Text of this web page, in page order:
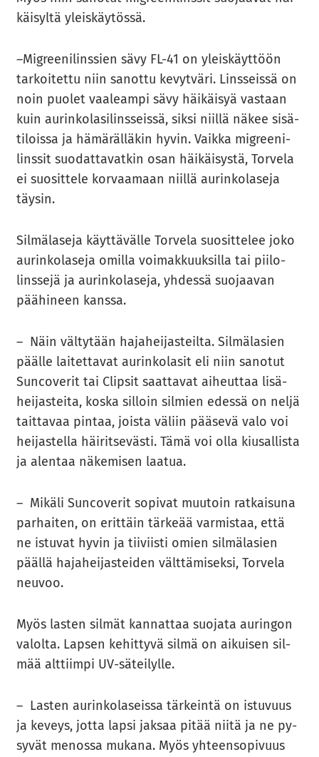
käi­syl­tä yleis­käy­tös­sä.
–Migree­ni­lins­sien sävy FL-41 on yleis­käyt­töön
tar­koi­tet­tu niin sa­not­tu ke­vyt­vä­ri. Lins­seis­sä on
noin puo­let vaa­leam­pi sävy häi­käi­syä vas­taan
kuin au­rin­ko­la­si­lins­seis­sä, siksi niil­lä näkee si­sä­
ti­lois­sa ja hä­mä­räl­lä­kin hyvin. Vaik­ka migree­ni­
lins­sit suo­dat­ta­vat­kin osan häi­käi­sys­tä, Tor­ve­la
ei suo­sit­te­le kor­vaa­maan niil­lä au­rin­ko­la­se­ja
täy­sin.
Sil­mä­la­se­ja käyt­tä­väl­le Tor­ve­la suo­sit­te­lee joko
au­rin­ko­la­se­ja omil­la voi­mak­kuuk­sil­la tai pii­lo­
lins­se­jä ja au­rin­ko­la­se­ja, yh­des­sä suo­jaa­van
pää­hi­neen kans­sa.
– Näin väl­ty­tään ha­ja­hei­jas­teil­ta. Sil­mä­la­sien
pääl­le lai­tet­ta­vat au­rin­ko­la­sit eli niin sa­no­tut
Sunco­ve­rit tai Clip­sit saat­ta­vat ai­heut­taa li­sä­
hei­jas­tei­ta, koska sil­loin sil­mien edes­sä on neljä
tait­ta­vaa pin­taa, jois­ta vä­liin pää­se­vä valo voi
hei­jas­tel­la häi­rit­se­väs­ti. Tämä voi olla kiusal­lis­ta
ja alen­taa nä­ke­mi­sen laa­tua.
– Mi­kä­li Sunco­ve­rit so­pi­vat muu­toin rat­kai­su­na
par­hai­ten, on erit­täin tär­ke­ää var­mis­taa, että
ne is­tu­vat hyvin ja tii­viis­ti omien sil­mä­la­sien
pääl­lä ha­ja­hei­jas­tei­den vält­tä­mi­sek­si, Tor­ve­la
neu­voo.
Myös las­ten sil­mät kan­nat­taa suo­ja­ta au­rin­gon
va­lol­ta. Lap­sen ke­hit­ty­vä silmä on ai­kui­sen sil­
mää alt­tiim­pi UV-​säteilylle.
– Las­ten au­rin­ko­la­seis­sa tär­kein­tä on is­tu­vuus
ja ke­veys, jotta lapsi jak­saa pitää niitä ja ne py­
sy­vät me­nos­sa mu­ka­na. Myös yh­teen­so­pi­vuus